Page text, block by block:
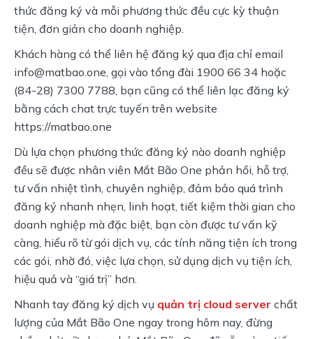
thức đăng ký và mỗi phương thức đều cực kỳ thuận
tiện, đơn giản cho doanh nghiệp.
info@matbao.one , gọi vào tổng đài 1900 66 34 hoặc
(84-28) 7300 7788, bạn cũng có thể liên lạc đăng ký
bằng cách chat trực tuyến trên website
https://matbao.one
Dù lựa chọn phương thức đăng ký nào doanh nghiệp
đều sẽ được nhân viên Mắt Bão One phản hồi, hỗ trợ,
tư vấn nhiệt tình, chuyên nghiệp, đảm bảo quá trình
đăng ký nhanh nhẹn, linh hoạt, tiết kiệm thời gian cho
doanh nghiệp mà đặc biệt, bạn còn được tư vấn kỹ
càng, hiểu rõ từ gói dịch vụ, các tính năng tiện ích trong
các gói, nhờ đó, việc lựa chọn, sử dụng dịch vụ tiện ích,
hiệu quả và “giá trị” hơn.
Nhanh tay đăng ký dịch vụ quản trị cloud server chất
lượng của Mắt Bão One ngay trong hôm nay, đừng